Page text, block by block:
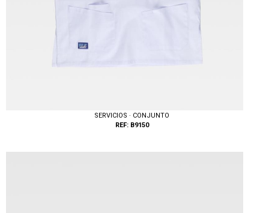
SERVICIOS · CONJUNTO
REF: B9150